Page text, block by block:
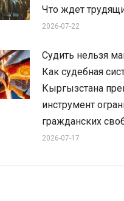
Что ждет
2026-07-22
Судить нельзя
Как судебная
Кыргызстана
инструмент
гражданских
2026-07-17